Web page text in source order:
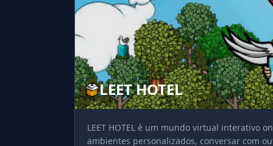
LEET HOTEL
LEET HOTEL é um mundo virtual interativo
ambientes personalizados, conversar com